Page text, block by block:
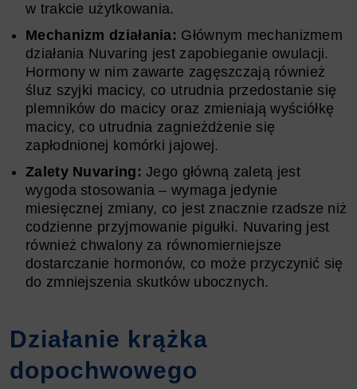
w trakcie użytkowania.
Mechanizm działania: Głównym mechanizmem
działania Nuvaring jest zapobieganie owulacji.
Hormony w nim zawarte zagęszczają również
śluz szyjki macicy, co utrudnia przedostanie się
plemników do macicy oraz zmieniają wyściółkę
macicy, co utrudnia zagnieżdżenie się
zapłodnionej komórki jajowej.
Zalety Nuvaring: Jego główną zaletą jest
wygoda stosowania – wymaga jedynie
miesięcznej zmiany, co jest znacznie rzadsze niż
codzienne przyjmowanie pigułki. Nuvaring jest
również chwalony za równomierniejsze
dostarczanie hormonów, co może przyczynić się
do zmniejszenia skutków ubocznych.
Działanie krążka
dopochwowego